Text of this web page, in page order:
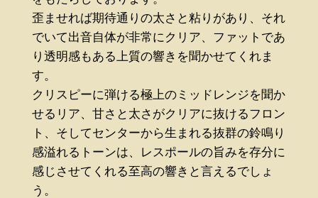
歪ませれば期待通りの太さと粘りがあり、それ
でいて出音自体が非常にクリア、ファットであ
り透明感もある上質の響きを聞かせてくれま
す。
クリスピーに弾ける極上のミッドレンジを聞か
せるリア、甘さと太さがクリアに抜けるフロン
ト、そしてセンターから生まれる抜群の鈴鳴り
感溢れるトーンは、レスポールの旨みを存分に
感じさせてくれる至高の響きと言えるでしょ
う。